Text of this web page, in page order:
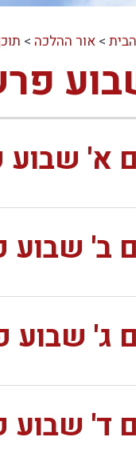
> אור ההלכה >
א'
ב'
ג'
ד'